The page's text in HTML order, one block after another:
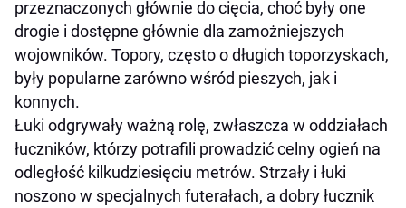
przeznaczonych głównie do cięcia, choć były one
drogie i dostępne głównie dla zamożniejszych
wojowników. Topory, często o długich toporzyskach,
były popularne zarówno wśród pieszych, jak i
konnych.
Łuki odgrywały ważną rolę, zwłaszcza w oddziałach
łuczników, którzy potrafili prowadzić celny ogień na
odległość kilkudziesięciu metrów. Strzały i łuki
noszono w specjalnych futerałach, a dobry łucznik